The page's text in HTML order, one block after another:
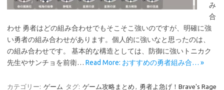
み
合
わせ 勇者はどの組み合わせでもそこそこ強いのですが、明確に強
い勇者の組み合わせがあります。個人的に強いなと思ったのは、
の組み合わせです。 基本的な構造としては、防御に強いトニカク
先生やサンチョを前衛… Read More: おすすめの勇者組み合… »
カテゴリー: ゲーム タグ: ゲーム攻略まとめ , 勇者よ急げ！Brave's Rage